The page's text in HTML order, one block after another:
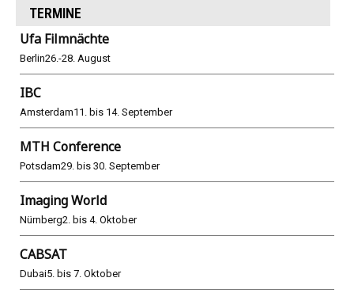
TERMINE
Ufa Filmnächte
Berlin26.-28. August
IBC
Amsterdam11. bis 14. September
MTH Conference
Potsdam29. bis 30. September
Imaging World
Nürnberg2. bis 4. Oktober
CABSAT
Dubai5. bis 7. Oktober